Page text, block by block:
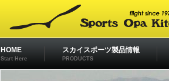
HOME
Start Here
スカイスポーツ製品情報
PRODUCTS